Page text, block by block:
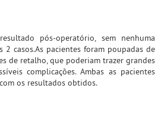
pós-operatório, sem nenhuma
2 casos.As pacientes foram poupadas de
de retalho, que poderiam trazer grandes
complicações. Ambas as pacientes
os resultados obtidos.